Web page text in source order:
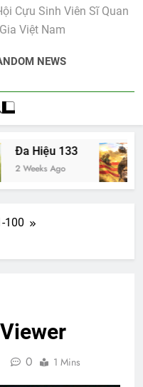
Cựu Sinh Viên Sĩ Quan
Việt Nam
NEWS
Đa Hiệu 133
2 Weeks Ago
100
0 1 Mins